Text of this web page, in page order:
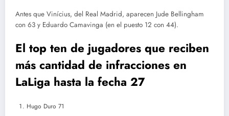
Antes que Vinícius, del Real Madrid, aparecen Jude Bellingham
con 63 y Eduardo Camavinga (en el puesto 12 con 44).
El top ten de jugadores que reciben
más cantidad de infracciones en
LaLiga hasta la fecha 27
Hugo Duro 71